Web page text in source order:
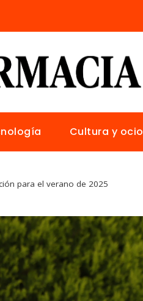
Cultura y ocio
para el verano de 2025